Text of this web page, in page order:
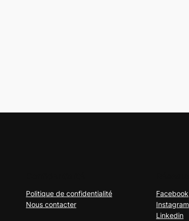
Politique de confidentialité
Nous contacter
Facebook
Instagram
Linkedin